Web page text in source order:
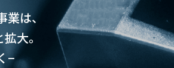
は、
大。
−